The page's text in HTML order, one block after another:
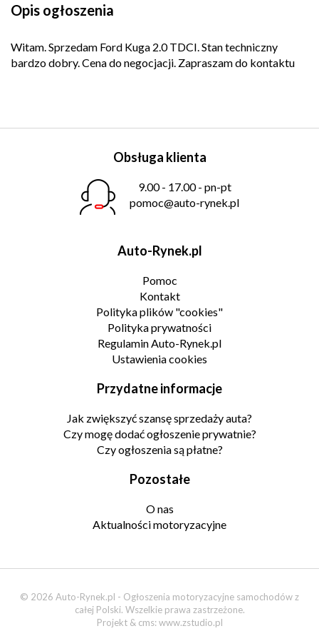
Opis ogłoszenia
Witam. Sprzedam Ford Kuga 2.0 TDCI. Stan techniczny
bardzo dobry. Cena do negocjacji. Zapraszam do kontaktu
Obsługa klienta
9.00 - 17.00 - pn-pt
pomoc@auto-rynek.pl
Auto-Rynek.pl
Pomoc
Kontakt
Polityka plików "cookies"
Polityka prywatności
Regulamin Auto-Rynek.pl
Ustawienia cookies
Przydatne informacje
Jak zwiększyć szansę sprzedaży auta?
Czy mogę dodać ogłoszenie prywatnie?
Czy ogłoszenia są płatne?
Pozostałe
O nas
Aktualności motoryzacyjne
© 2026 Auto-Rynek.pl - Ogłoszenia motoryzacyjne samochodów z
całej Polski. Wszelkie prawa zastrzeżone.
Projekt & cms: www.zstudio.pl